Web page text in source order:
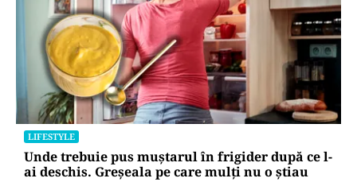
LIFESTYLE
Unde trebuie pus muștarul în frigider după ce l-
ai deschis. Greșeala pe care mulți nu o știau